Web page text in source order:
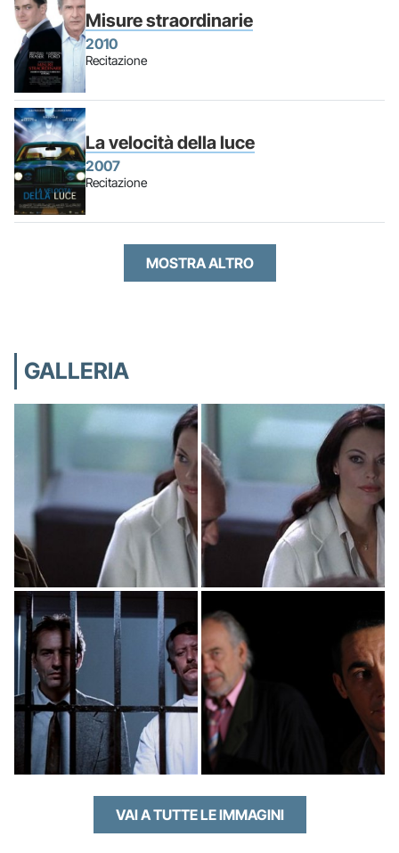
Misure straordinarie
2010
Recitazione
La velocità della luce
2007
Recitazione
MOSTRA ALTRO
GALLERIA
VAI A TUTTE LE IMMAGINI